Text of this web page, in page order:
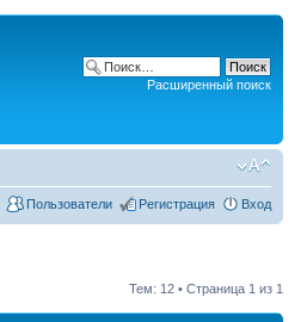
Расширенный поиск
Пользователи Регистрация Вход
Тем: 12 • Страница 1 из 1